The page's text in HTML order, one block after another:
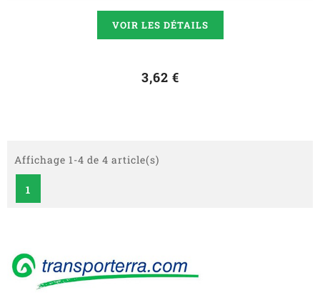
VOIR LES DÉTAILS
3,62 €
Affichage 1-4 de 4 article(s)
1